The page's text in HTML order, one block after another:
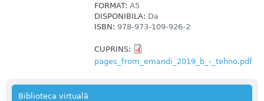
FORMAT: A5
DISPONIBILA: Da
ISBN: 978-973-109-926-2
CUPRINS:
pages_from_emandi_2019_b_-_tehno.pdf
Biblioteca virtuală